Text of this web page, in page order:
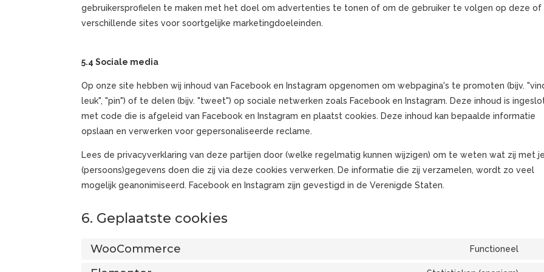
gebruikersprofielen te maken met het doel om advertenties te tonen of om de gebruiker te volgen op deze of
verschillende sites voor soortgelijke marketingdoeleinden.
5.4 Sociale media
Op onze site hebben wij inhoud van Facebook en Instagram opgenomen om webpagina's te promoten (bijv.
leuk", "pin") of te delen (bijv. "tweet") op sociale netwerken zoals Facebook en Instagram. Deze inhoud is
met code die is afgeleid van Facebook en Instagram en plaatst cookies. Deze inhoud kan bepaalde informatie
opslaan en verwerken voor gepersonaliseerde reclame.
Lees de privacyverklaring van deze partijen door (welke regelmatig kunnen wijzigen) om te weten wat zij met je
(persoons)gegevens doen die zij via deze cookies verwerken. De informatie die zij verzamelen, wordt zo veel
mogelijk geanonimiseerd. Facebook en Instagram zijn gevestigd in de Verenigde Staten.
6. Geplaatste cookies
WooCommerce Functioneel